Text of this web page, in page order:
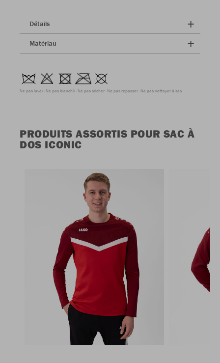
Détails
Matériau
Ne pas laver Ne pas blanchir Ne pas sécher Ne pas repasser Ne pas nettoyer à sec
PRODUITS ASSORTIS POUR SAC À
DOS ICONIC